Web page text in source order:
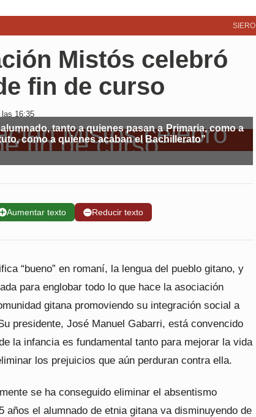
SIERO
Mistós celebró
fin de curso
las 16:35
tanto a quienes pasan a Primaria, como a
como a quienes acaban el Bachillerato”
Aumentar texto ➖Reducir texto
“bueno” en romaní, la lengua del pueblo gitano, y
para englobar todo lo que hace la asociación
gitana promoviendo su integración social a
presidente, José Manuel Gabarri, está convencido
la infancia es fundamental tanto para mejorar la vida
los prejuicios que aún perduran contra ella.
se ha conseguido eliminar el absentismo
años el alumnado de etnia gitana va disminuyendo de